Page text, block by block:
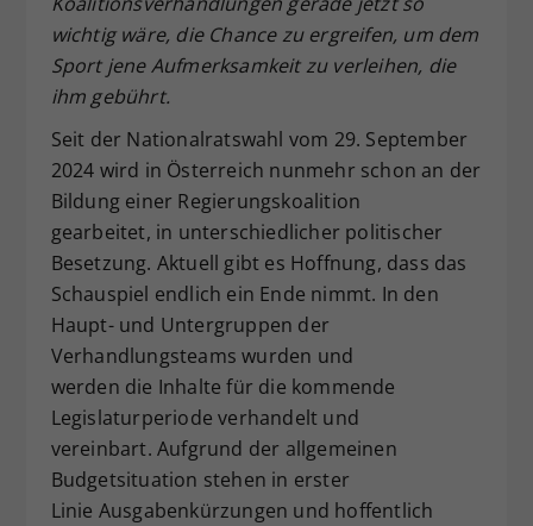
wichtig wäre, die Chance zu ergreifen, um dem
Sport jene Aufmerksamkeit zu verleihen, die
ihm gebührt.
Seit der Nationalratswahl vom 29. September
2024 wird in Österreich nunmehr schon an der
Bildung einer Regierungskoalition
gearbeitet, in unterschiedlicher politischer
Besetzung. Aktuell gibt es Hoffnung, dass das
Schauspiel endlich ein Ende nimmt. In den
Haupt- und Untergruppen der
Verhandlungsteams wurden und
werden die Inhalte für die kommende
Legislaturperiode verhandelt und
vereinbart. Aufgrund der allgemeinen
Budgetsituation stehen in erster
Linie Ausgabenkürzungen und hoffentlich
Zweck
Dieser Wert speichert Ihre Consent-
Einstellungen. Unter anderem eine
historische Speicherung Ihrer
vorgenommen Einstellungen, falls der
Webseiten-Betreiber dies eingestellt